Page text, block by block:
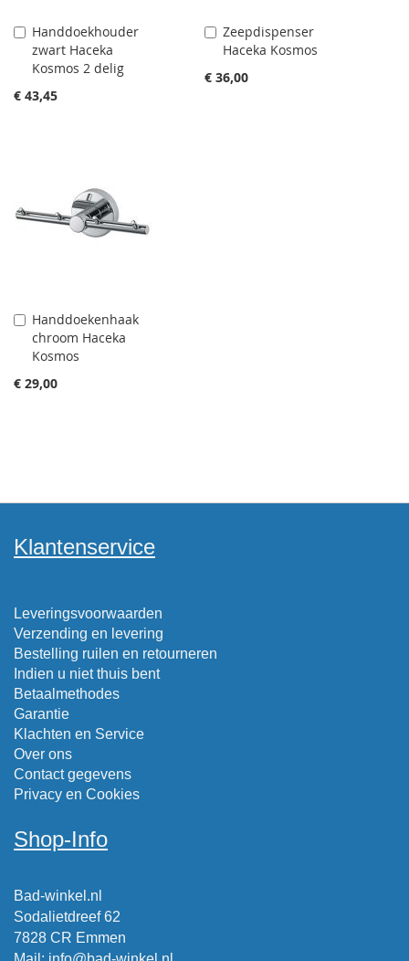
Handdoekhouder
zwart Haceka
Kosmos 2 delig
€ 43,45
Aan
winkelwagen
toevoegen
Zeepdispenser
Haceka Kosmos
€ 36,00
Aan
winkelwagen
toevoegen
Handdoekenhaak
chroom Haceka
Kosmos
€ 29,00
Aan
winkelwagen
toevoegen
Klantenservice
Leveringsvoorwaarden
Verzending en levering
Bestelling ruilen en retourneren
Indien u niet thuis bent
Betaalmethodes
Garantie
Klachten en Service
Over ons
Contact gegevens
Privacy en Cookies
Shop-Info
Bad-winkel.nl
Sodalietdreef 62
7828 CR Emmen